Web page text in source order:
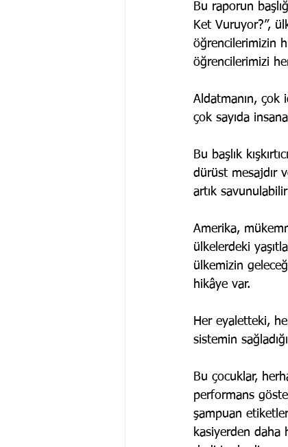
Bu raporun
Ket Vuruyor?”,
öğrencilerimizin
öğrencilerimizi
Aldatmanın, çok
çok sayıda
Bu başlık
dürüst mesajdır
artık
Amerika,
ülkelerdeki
ülkemizin
hikâye var.
Her eyaletteki,
sistemin
Bu çocuklar,
performans
şampuan
kasiyerden daha